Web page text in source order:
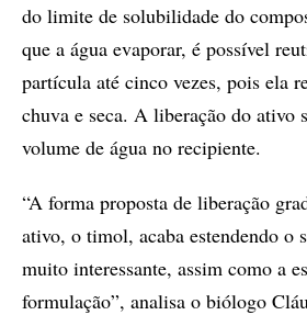
do limite de solubilidade do
que a água evaporar, é possível
partícula até cinco vezes, pois ela
chuva e seca. A liberação do ativo
volume de água no recipiente.
“A forma proposta de liberação
ativo, o timol, acaba estendendo o
muito interessante, assim como a
formulação”, analisa o biólogo